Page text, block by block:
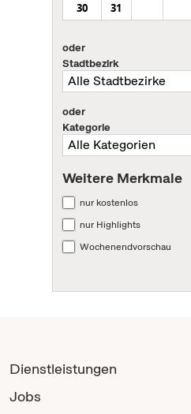
30
31
oder
Stadtbezirk
oder
Kategorie
Weitere Merkmale
nur kostenlos
nur Highlights
Wochenendvorschau
Dienstleistungen
Jobs